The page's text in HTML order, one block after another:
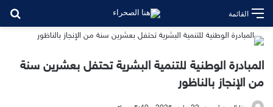
القائمة
المبادرة الوطنية للتنمية البشرية تحتفل بعشرين سنة
من الإنجاز بالناظور